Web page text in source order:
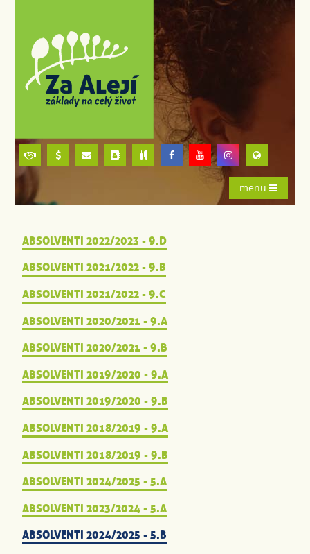
menu
ABSOLVENTI 2022/2023 - 9.D
ABSOLVENTI 2021/2022 - 9.B
ABSOLVENTI 2021/2022 - 9.C
ABSOLVENTI 2020/2021 - 9.A
ABSOLVENTI 2020/2021 - 9.B
ABSOLVENTI 2019/2020 - 9.A
ABSOLVENTI 2019/2020 - 9.B
ABSOLVENTI 2018/2019 - 9.A
ABSOLVENTI 2018/2019 - 9.B
ABSOLVENTI 2024/2025 - 5.A
ABSOLVENTI 2023/2024 - 5.A
ABSOLVENTI 2024/2025 - 5.B